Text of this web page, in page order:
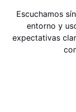
Escuchamos
entorno y
expectativas